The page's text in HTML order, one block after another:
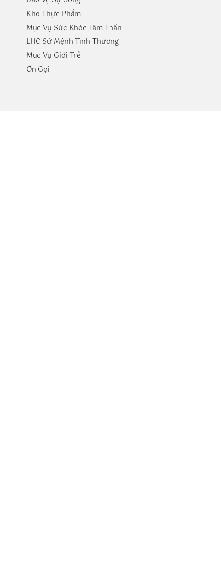
Kho Thực Phẩm
Mục Vụ Sức Khóe Tâm Thần
LHC Sứ Mệnh Tình Thương
Mục Vụ Giới Trẻ
​Ơn Gọi